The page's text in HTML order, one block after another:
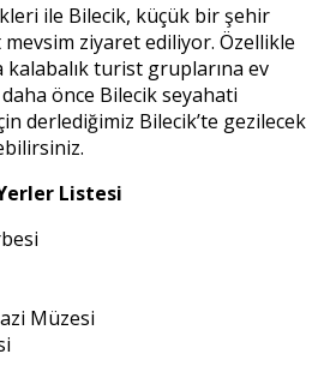
ile Bilecik, küçük bir şehir
ziyaret ediliyor. Özellikle
kalabalık turist gruplarına ev
önce Bilecik seyahati
derlediğimiz Bilecik’te gezilecek
Listesi
Müzesi